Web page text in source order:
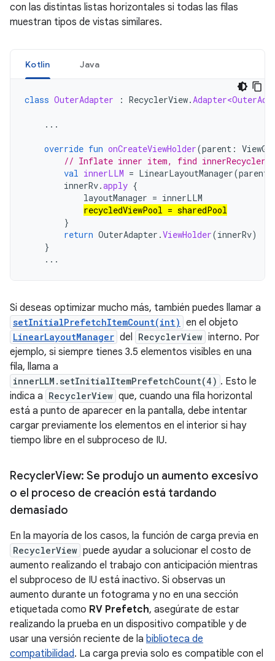
con las distintas listas horizontales si todas las filas
muestran tipos de vistas similares.
Kotlin Java
class OuterAdapter : RecyclerView.
...
override fun onCreateViewHolder(parent :
// Inflate inner item, find
val innerLLM = LinearLayoutManager(parent
innerRv.apply {
layoutManager = innerLLM
recycledViewPool = sharedPool
}
return OuterAdapter .ViewHolder(innerRv)
}
...
Si deseas optimizar mucho más, también puedes llamar a
setInitialPrefetchItemCount(int) en el objeto
LinearLayoutManager del RecyclerView interno. Por
ejemplo, si siempre tienes 3.5 elementos visibles en una
fila, llama a
innerLLM.setInitialItemPrefetchCount(4) . Esto le
indica a RecyclerView que, cuando una fila horizontal
está a punto de aparecer en la pantalla, debe intentar
cargar previamente los elementos en el interior si hay
tiempo libre en el subproceso de IU.
RecyclerView: Se produjo un aumento excesivo
o el proceso de creación está tardando
demasiado
En la mayoría de los casos, la función de carga previa en
RecyclerView puede ayudar a solucionar el costo de
aumento realizando el trabajo con anticipación mientras
el subproceso de IU está inactivo. Si observas un
aumento durante un fotograma y no en una sección
etiquetada como RV Prefetch, asegúrate de estar
realizando la prueba en un dispositivo compatible y de
usar una versión reciente de la biblioteca de
compatibilidad. La carga previa solo es compatible con el